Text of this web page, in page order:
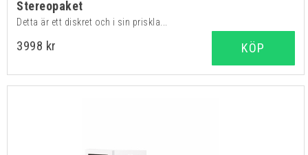
Stereopaket
Detta är ett diskret och i sin priskla...
3998 kr KÖP